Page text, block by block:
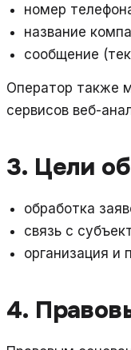
номер
название
сообщение
Оператор также
сервисов веб-
3. Цели
обработка
связь с
организация и
4.